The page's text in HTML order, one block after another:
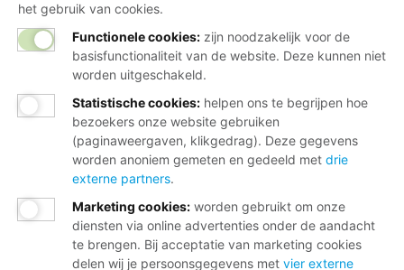
het gebruik van cookies.
Functionele cookies: zijn noodzakelijk voor de
basisfunctionaliteit van de website. Deze kunnen niet
worden uitgeschakeld.
Statistische cookies: helpen ons te begrijpen hoe
bezoekers onze website gebruiken
(paginaweergaven, klikgedrag). Deze gegevens
worden anoniem gemeten en gedeeld met drie
externe partners.
Marketing cookies: worden gebruikt om onze
diensten via online advertenties onder de aandacht
te brengen. Bij acceptatie van marketing cookies
delen wij je persoonsgegevens met vier externe